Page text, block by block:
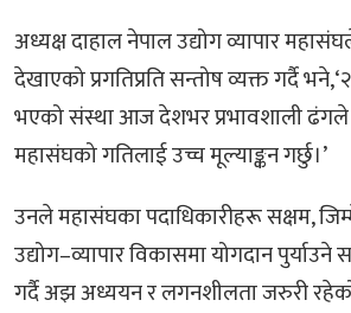
अध्यक्ष दाहाल नेपाल उद्योग व्यापार
देखाएको प्रगतिप्रति सन्तोष व्यक्त गर्दै
भएको संस्था आज देशभर प्रभावशाली
महासंघको गतिलाई उच्च मूल्याङ्कन गर्छु।’
उनले महासंघका पदाधिकारीहरू सक्षम,
उद्योग–व्यापार विकासमा योगदान
गर्दै अझ अध्ययन र लगनशीलता जरुरी